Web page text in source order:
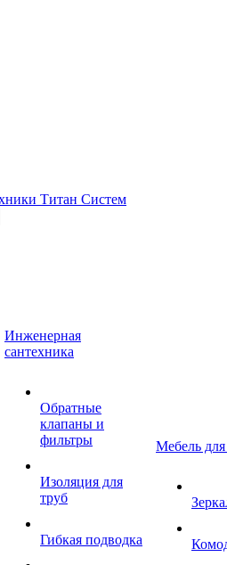
Инженерная
сантехника
Обратные
клапаны и
фильтры
Изоляция для
труб
Гибкая подводка
Мебель